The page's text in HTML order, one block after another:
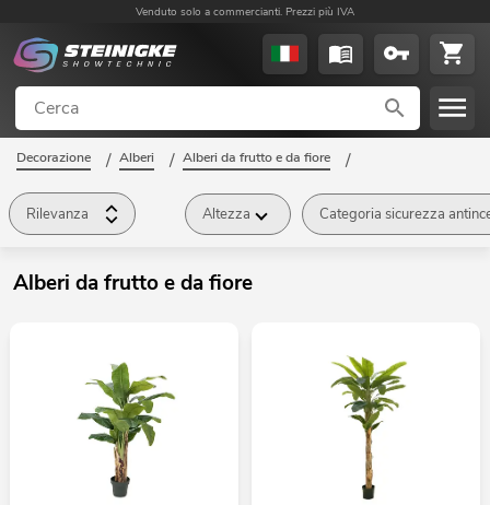
Venduto solo a commercianti. Prezzi più IVA
Decorazione / Alberi / Alberi da frutto e da fiore /
Rilevanza Altezza Categoria sicurezza
Alberi da frutto e da fiore